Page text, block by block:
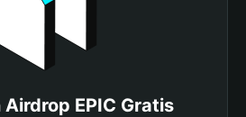
EPIC Gratis